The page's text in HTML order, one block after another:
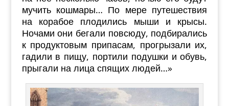
мучить кошмары… По мере путешествия
на корабое плодились мыши и крысы.
Ночами они бегали повсюду, подбирались
к продуктовым припасам, прогрызали их,
гадили в пищу, портили подушки и обувь,
прыгали на лица спящих людей…»